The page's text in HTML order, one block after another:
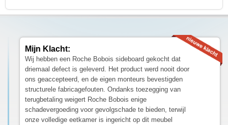
Mijn Klacht:
Wij hebben een Roche Bobois sideboard gekocht dat
driemaal defect is geleverd. Het product werd nooit door
ons geaccepteerd, en de eigen monteurs bevestigden
structurele fabricagefouten. Ondanks toezegging van
terugbetaling weigert Roche Bobois enige
schadevergoeding voor gevolgschade te bieden, terwijl
onze volledige eetkamer is ingericht op dit meubel